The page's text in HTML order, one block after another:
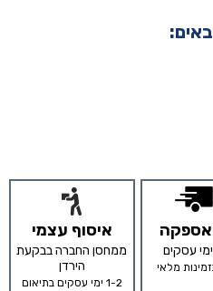
אספקה
מלאי
איסוף עצמי
ממחסן החברה בבקעת
הירדן
1-2 ימי עסקים בתיאום